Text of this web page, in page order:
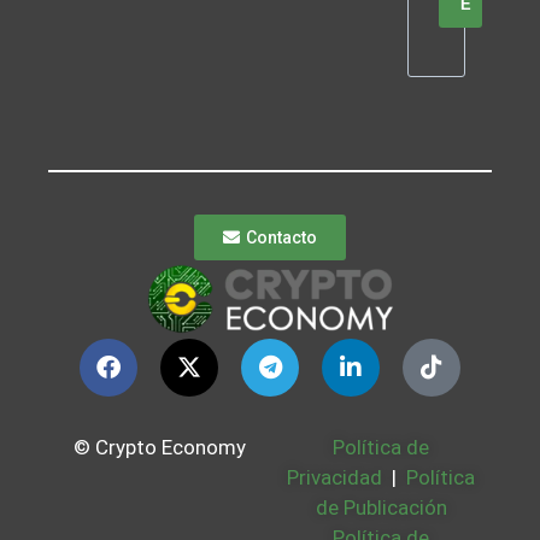
E
Contacto
© Crypto Economy
Política de
Privacidad | Política
de Publicación